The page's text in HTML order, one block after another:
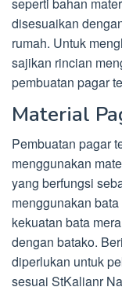
disesuaikan
rumah. Untuk
sajikan rincian
pembuatan pagar
Material
Pembuatan pagar
menggunakan
yang berfungsi
menggunakan
kekuatan bata
dengan batako.
diperlukan untuk
sesuai StKalianr